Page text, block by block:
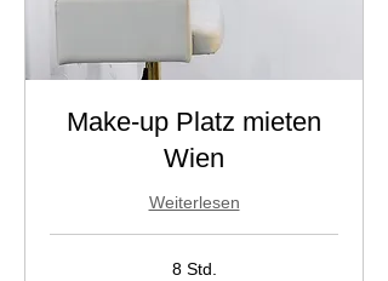
Make-up Platz mieten
Wien
Weiterlesen
8 Std.